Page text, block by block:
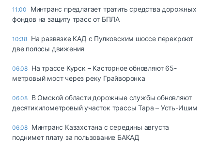
11:00
Минтранс предлагает тратить средства дорожных
фондов на защиту трасс от БПЛА
10:38 На развязке КАД с Пулковским шоссе перекроют
две полосы движения
06.08 На трассе Курск – Касторное обновляют 65-
метровый мост через реку Грайворонка
06.08 В Омской области дорожные службы обновляют
десятикилометровый участок трассы Тара – Усть-Ишим
06.08 Минтранс Казахстана с середины августа
поднимет плату за пользование БАКАД